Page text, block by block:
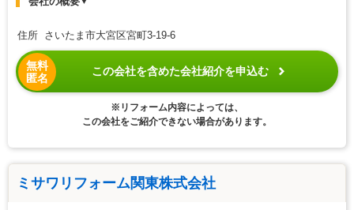
住所 さいたま市大宮区宮町3-19-6
無料
匿名
この会社を含めた会社紹介を申込む
※リフォーム内容によっては、
この会社をご紹介できない場合があります。
ミサワリフォーム関東株式会社